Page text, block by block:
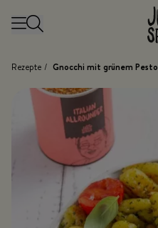
Rezepte / Gnocchi mit grünem Pesto